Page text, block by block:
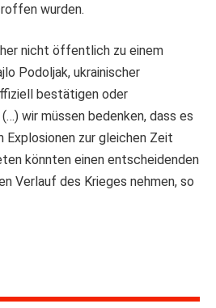
wurden.
nicht öffentlich zu einem
Podoljak, ukrainischer
bestätigen oder
wir müssen bedenken, dass es
Explosionen zur gleichen Zeit
könnten einen entscheidenden
Verlauf des Krieges nehmen, so